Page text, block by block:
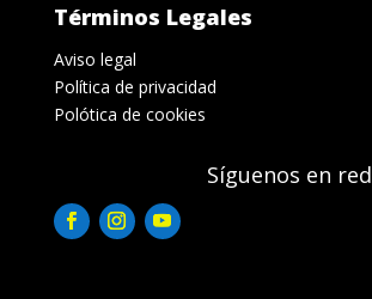
Términos Legales
Aviso legal
Política de privacidad
Polótica de cookies
Síguenos en